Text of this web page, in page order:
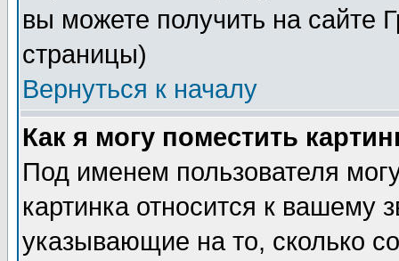
вы можете получить на сайте
страницы)
Вернуться к началу
Как я могу поместить
Под именем пользователя
картинка относится к вашему
указывающие на то, сколько